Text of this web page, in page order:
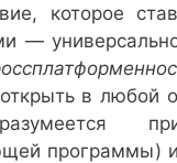
которое
—
в любой
программы)